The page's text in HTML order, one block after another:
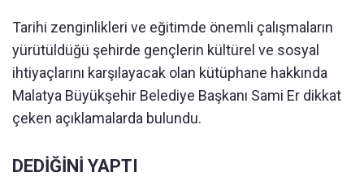
Tarihi zenginlikleri ve eğitimde önemli çalışmaların
yürütüldüğü şehirde gençlerin kültürel ve sosyal
ihtiyaçlarını karşılayacak olan kütüphane hakkında
Malatya Büyükşehir Belediye Başkanı Sami Er dikkat
çeken açıklamalarda bulundu.
DEDİĞİNİ YAPTI